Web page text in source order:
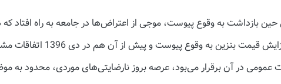
بازداشت به وقوع پیوست، موجی از اعتراض‌ها در جامعه به راه افتاد که
در آن برقرار می‌بود، عرصه بروز نارضایتی‌های موردی، محدود